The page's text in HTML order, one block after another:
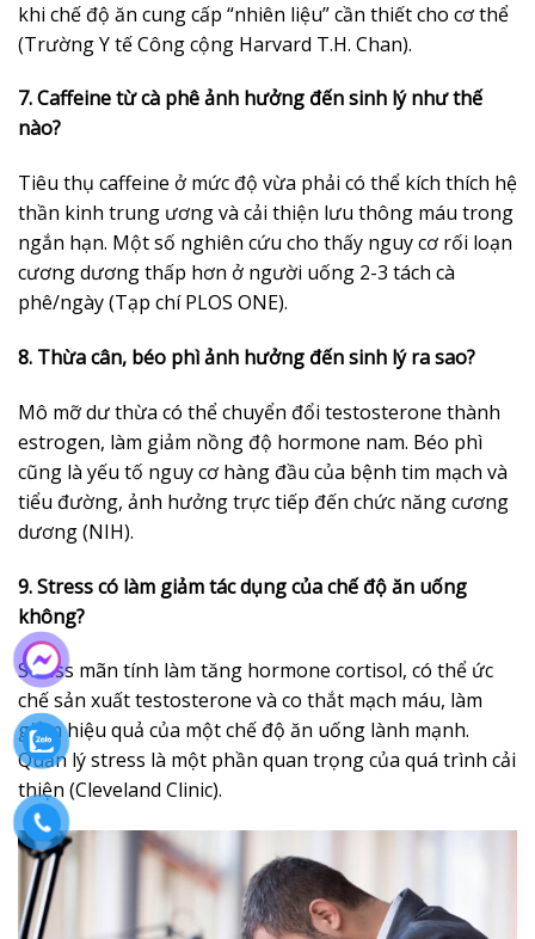
khi chế độ ăn cung cấp “nhiên liệu” cần thiết cho cơ thể
(Trường Y tế Công cộng Harvard T.H. Chan).
7. Caffeine từ cà phê ảnh hưởng đến sinh lý như thế
nào?
Tiêu thụ caffeine ở mức độ vừa phải có thể kích thích hệ
thần kinh trung ương và cải thiện lưu thông máu trong
ngắn hạn. Một số nghiên cứu cho thấy nguy cơ rối loạn
cương dương thấp hơn ở người uống 2-3 tách cà
phê/ngày (Tạp chí PLOS ONE).
8. Thừa cân, béo phì ảnh hưởng đến sinh lý ra sao?
Mô mỡ dư thừa có thể chuyển đổi testosterone thành
estrogen, làm giảm nồng độ hormone nam. Béo phì
cũng là yếu tố nguy cơ hàng đầu của bệnh tim mạch và
tiểu đường, ảnh hưởng trực tiếp đến chức năng cương
dương (NIH).
9. Stress có làm giảm tác dụng của chế độ ăn uống
không?
Stress mãn tính làm tăng hormone cortisol, có thể ức
chế sản xuất testosterone và co thắt mạch máu, làm
giảm hiệu quả của một chế độ ăn uống lành mạnh.
Quản lý stress là một phần quan trọng của quá trình cải
thiện (Cleveland Clinic).